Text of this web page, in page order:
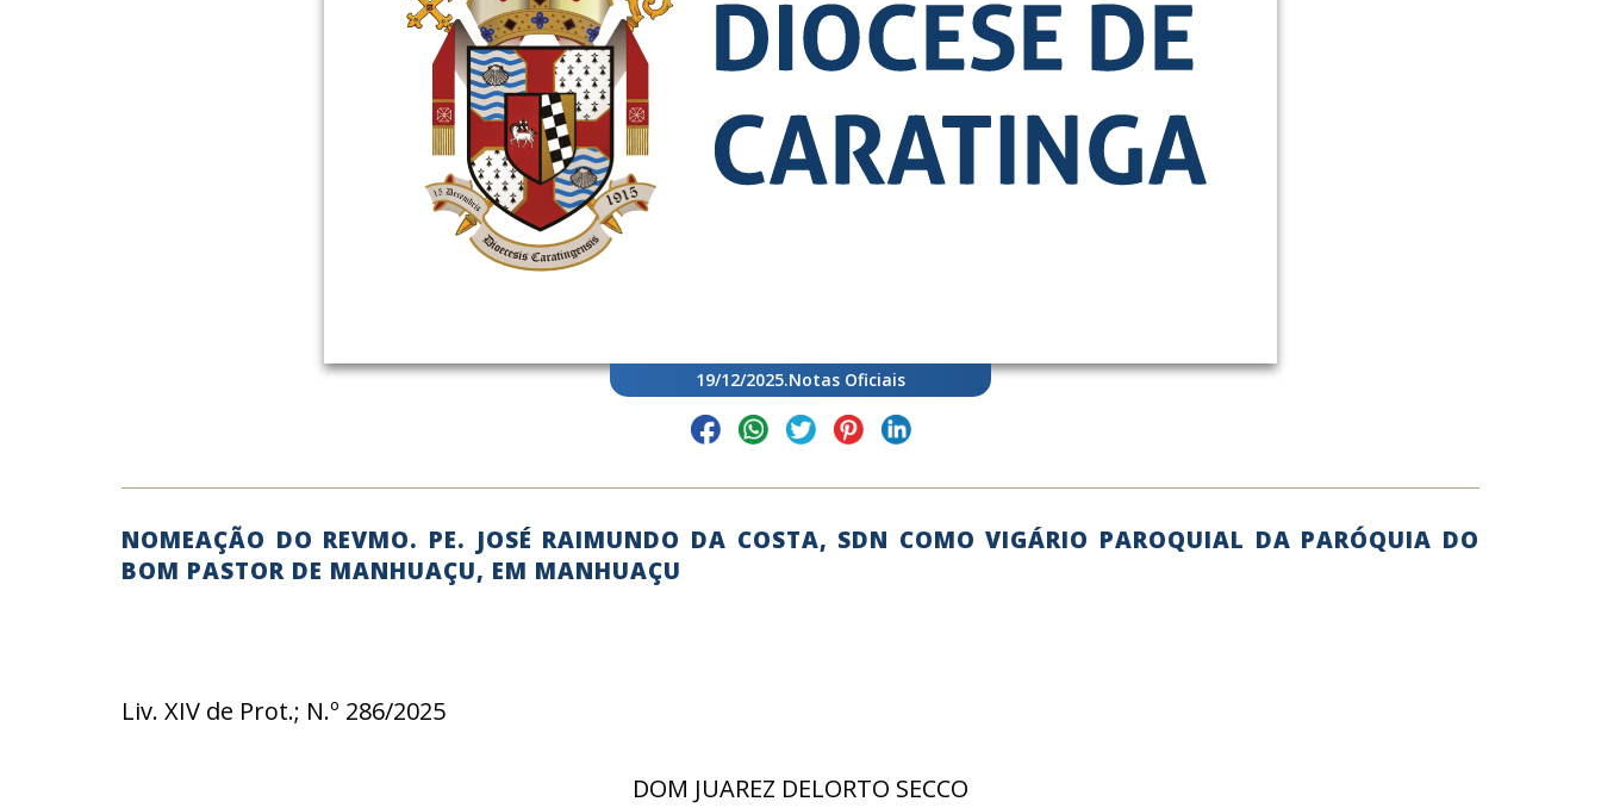
19/12/2025.Notas Oficiais
NOMEAÇÃO DO REVMO. PE. JOSÉ RAIMUNDO DA COSTA, SDN COMO VIGÁRIO PAROQUIAL DA PARÓQUIA DO
BOM PASTOR DE MANHUAÇU, EM MANHUAÇU
Liv. XIV de Prot.; N.º 286/2025
DOM JUAREZ DELORTO SECCO